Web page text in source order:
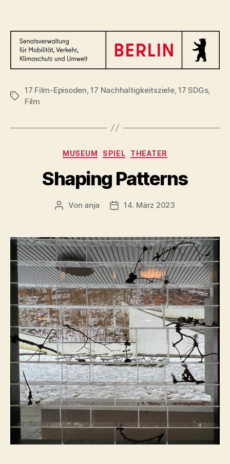
Schlagwörter
17 Film-Episoden ,17 Nachhaltigkeitsziele,17 SDGs,
Film
Kategorien
MUSEUM SPIEL THEATER
Shaping Patterns
Beitragsautor
Von anja Beitragsdatum
14. März 2023